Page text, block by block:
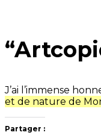
J’ai l’immense
et de nature de
Partager :